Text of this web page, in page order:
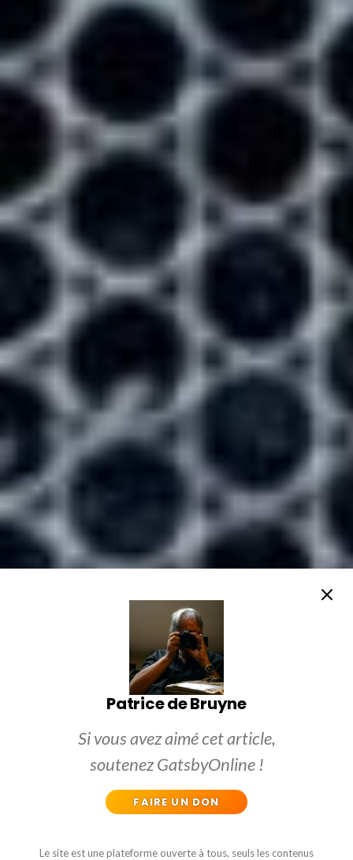
Patrice de Bruyne
Si vous avez aimé cet article,
soutenez GatsbyOnline !
FAIRE UN DON
Le site est une plateforme ouverte à tous, seuls les contenus